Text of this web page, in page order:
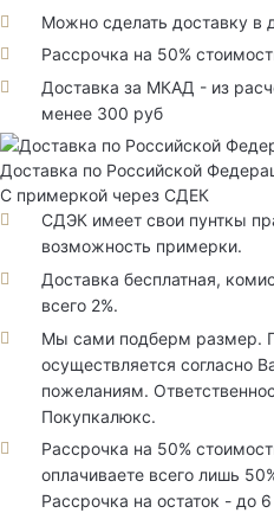
Можно сделать доставку в
Рассрочка на 50%
Доставка за МКАД - из
менее 300 руб
Доставка по Российской
С примеркой через СДЕК
СДЭК имеет свои пунткы
возможность примерки.
Доставка бесплатная,
всего 2%.
Мы сами подберм размер.
осуществляется согласно
пожеланиям.
Покупкалюкс.
Рассрочка на 50%
оплачиваете всего лишь
Рассрочка на остаток - до